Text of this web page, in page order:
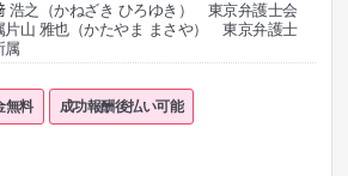
浩之（かねざき ひろゆき） 東京弁護士会
片山 雅也（かたやま まさや） 東京弁護士
属
無料 成功報酬後払い可能